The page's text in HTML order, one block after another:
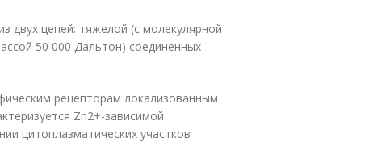
двух цепей: тяжелой (с молекулярной
50 000 Дальтон) соединенных
рецепторам локализованным
Zn2+-зависимой
цитоплазматических участков